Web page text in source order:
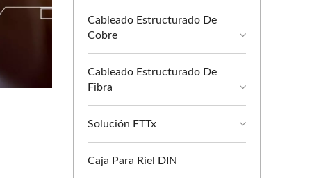
Cableado Estructurado De
Cobre
Cableado Estructurado De
Fibra
Solución FTTx
Caja Para Riel DIN